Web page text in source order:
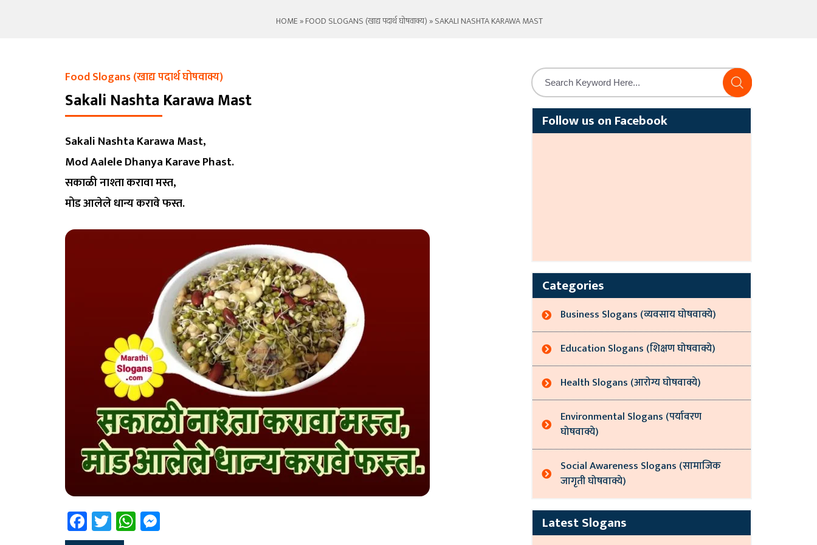
HOME»FOOD SLOGANS (खाद्य पदार्थ घोषवाक्य)» SAKALI NASHTA KARAWA MAST
Food Slogans (खाद्य पदार्थ घोषवाक्य)
Sakali Nashta Karawa Mast
Sakali Nashta Karawa Mast,
Mod Aalele Dhanya Karave Phast.
सकाळी नाश्ता करावा मस्त,
मोड आलेले धान्य करावे फस्त.
Facebook
TwitterWhatsApp
Follow us on Facebook
Categories
Business Slogans (व्यवसाय घोषवाक्ये)
Education Slogans (शिक्षण घोषवाक्ये)
Health Slogans (आरोग्य घोषवाक्ये)
Environmental Slogans (पर्यावरण
घोषवाक्ये)
Social Awareness Slogans (सामाजिक
जागृती घोषवाक्ये)
Latest Slogans